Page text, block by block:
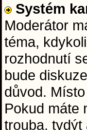
Systém
Moderátor
téma,
rozhodnutí
bude
důvod.
Pokud máte
trouba, tydýt